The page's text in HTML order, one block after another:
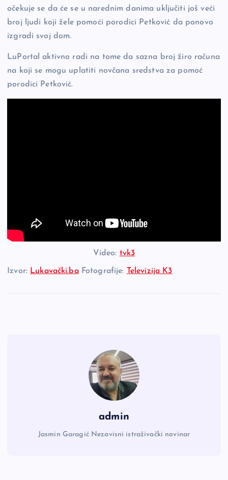
očekuje se da će se u narednim danima uključiti još veći
broj ljudi koji žele pomoći porodici Petković da ponovo
izgradi svoj dom.
LuPortal aktivno radi na tome da sazna broj žiro računa
na koji se mogu uplatiti novčana sredstva za pomoć
porodici Petković.
Video: tvk3
Izvor: Lukavački.baFotografije: Televizija K3
admin
Jasmin Garagić Nezavisni istraživački novinar